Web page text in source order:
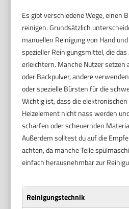
Es gibt verschiedene Wege, einen
reinigen. Grundsätzlich
manuellen Reinigung von Hand
spezieller Reinigungsmittel, die
erleichtern. Manche Nutzer
oder Backpulver, andere
oder spezielle Bürsten für die
Wichtig ist, dass die elektronischen
Heizelement nicht nass werden
scharfen oder scheuernden
Außerdem solltest du auf die
achten, da manche Teile
einfach herausnehmbar zur
Reinigungstechnik